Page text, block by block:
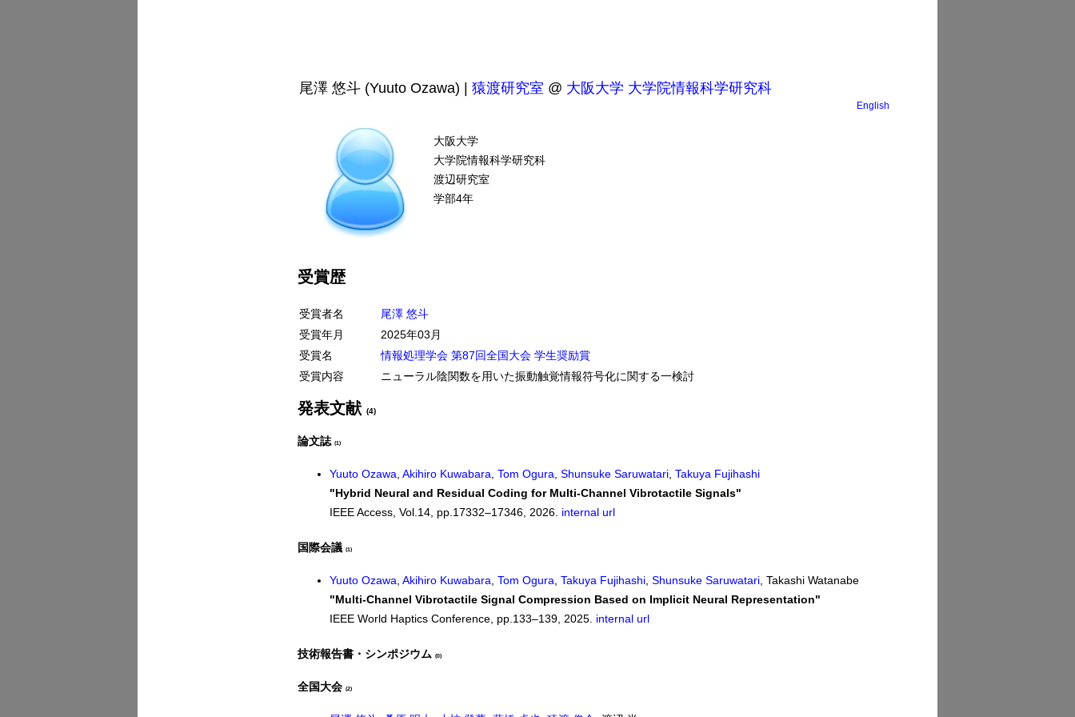
尾澤 悠斗 (Yuuto Ozawa) | 猿渡研究室 @ 大阪大学 大学院情報科学研究科
English
大阪大学
大学院情報科学研究科
渡辺研究室
学部4年
受賞歴
受賞者名
尾澤 悠斗
受賞年月
2025年03月
受賞名
情報処理学会 第87回全国大会 学生奨励賞
受賞内容
ニューラル陰関数を用いた振動触覚情報符号化に関する一検討
発表文献 (4)
論文誌 (1)
Yuuto Ozawa Akihiro Kuwabara Tom Ogura Shunsuke Saruwatari Takuya Fujihashi
"Hybrid Neural and Residual Coding for Multi-Channel Vibrotactile Signals"
IEEE Access, Vol.14, pp.17332–17346, 2026. internal url
国際会議 (1)
Yuuto Ozawa Akihiro Kuwabara Tom Ogura Takuya Fujihashi Shunsuke Saruwatari , Takashi Watanabe
"Multi-Channel Vibrotactile Signal Compression Based on Implicit Neural Representation"
IEEE World Haptics Conference, pp.133–139, 2025. internal url
技術報告書・シンポジウム (0)
全国大会 (2)